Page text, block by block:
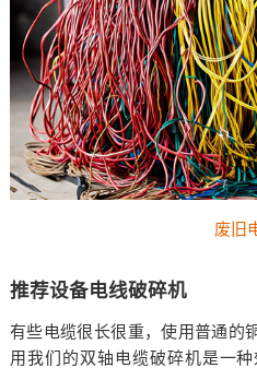
废旧
推荐设备电线破碎机
有些电缆很长很重，使用普通的
用我们的双轴电缆破碎机是一